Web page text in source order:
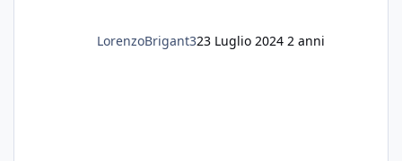
LorenzoBrigant323 Luglio 2024 2 anni